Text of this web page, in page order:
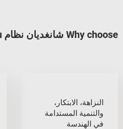
Why choose شانغديان نظام rmu?
النزاهة، الابتكار،
والتنمية المستدامة
في الهندسة